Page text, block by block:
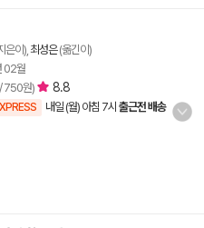
은이), 최성은(옮긴이)
02월
750원) 8.8
내일 (월) 아침 7시 출근전 배송